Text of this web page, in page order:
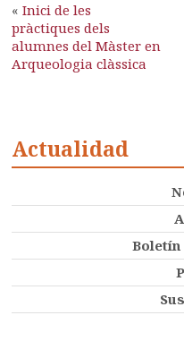
«Inici de les
pràctiques dels
alumnes del Màster en
Arqueologia clàssica
Actualidad
Boletín